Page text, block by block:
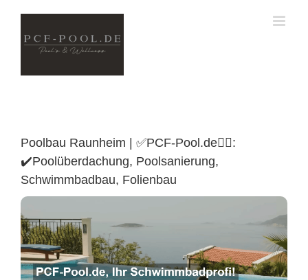
content
Poolbau Raunheim | ✅PCF-Pool.de🏊🏼:
✔️Poolüberdachung, Poolsanierung,
Schwimmbadbau, Folienbau
Poolüberdachung